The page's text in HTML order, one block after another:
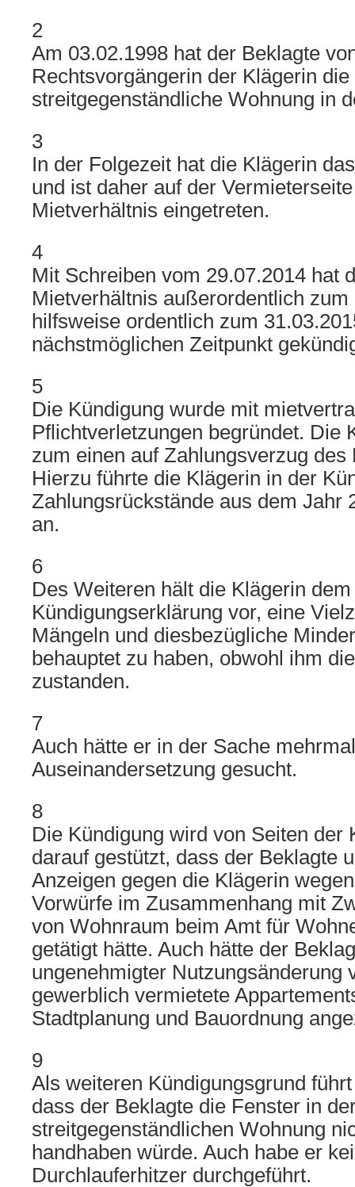
2
Am 03.02.1998 hat der Beklagte
Rechtsvorgängerin der Klägerin die
streitgegenständliche Wohnung in
3
In der Folgezeit hat die Klägerin
und ist daher auf der
Mietverhältnis eingetreten.
4
Mit Schreiben vom 29.07.2014 hat
Mietverhältnis außerordentlich zum
hilfsweise ordentlich zum
nächstmöglichen Zeitpunkt
5
Die Kündigung wurde mit
Pflichtverletzungen begründet. Die
zum einen auf Zahlungsverzug des
Hierzu führte die Klägerin in der
Zahlungsrückstände aus dem Jahr
an.
6
Des Weiteren hält die Klägerin
Kündigungserklärung vor, eine
Mängeln und diesbezügliche
behauptet zu haben, obwohl ihm
zustanden.
7
Auch hätte er in der Sache
Auseinandersetzung gesucht.
8
Die Kündigung wird von Seiten der
darauf gestützt, dass der Beklagte
Anzeigen gegen die Klägerin
Vorwürfe im Zusammenhang mit
von Wohnraum beim Amt für
getätigt hätte. Auch hätte der
ungenehmigter Nutzungsänderung
gewerblich vermietete
Stadtplanung und Bauordnung
9
Als weiteren Kündigungsgrund
dass der Beklagte die Fenster in
streitgegenständlichen Wohnung
handhaben würde. Auch habe er
Durchlauferhitzer durchgeführt.